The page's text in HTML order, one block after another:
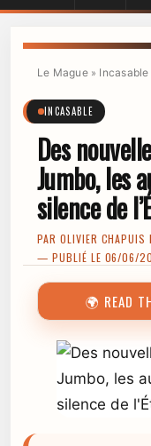
Le Mague» Incasable
INCASABLE
Des
Jumbo, les
silence de
PAR OLIVIER CHAPUIS
— PUBLIÉ LE 06/06/
🌍 READ